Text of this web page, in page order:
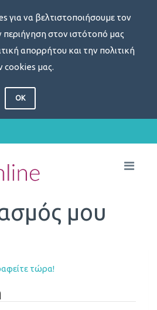
για να βελτιστοποιήσουμε τον
στον ιστότοπό μας
απορρήτου και την πολιτική
cookies μας.
OK
μου
τώρα!